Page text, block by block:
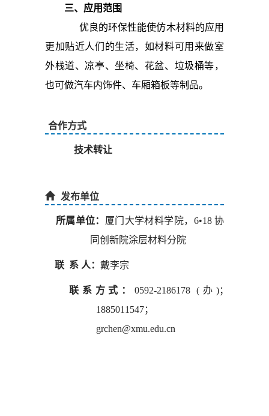
三、应用范围
优良的环保性能使仿木材料的应用
更加贴近人们的生活，如材料可用来做室
外栈道、凉亭、坐椅、花盆、垃圾桶等，
也可做汽车内饰件、车厢箱板等制品。
合作方式
技术转让
发布单位
所属单位： 厦门大学材料学院， 6•18协
同创新院涂层材料分院
联 系 人： 戴李宗
联系方式：0592-2186178 ( 办)；
1885011547；
grchen@xmu.edu.cn